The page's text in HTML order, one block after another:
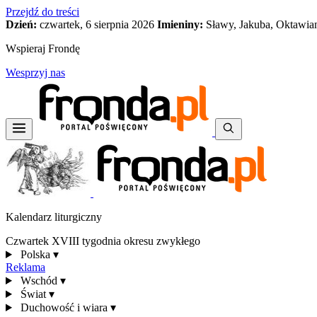
Przejdź do treści
Dzień: czwartek, 6 sierpnia 2026 Imieniny: Sławy, Jakuba,
Wspieraj Frondę
Wesprzyj nas
Kalendarz liturgiczny
Czwartek XVIII tygodnia okresu zwykłego
Polska ▾
Reklama
Wschód ▾
Świat ▾
Duchowość i wiara ▾